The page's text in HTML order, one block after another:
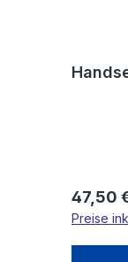
47,50
Preise